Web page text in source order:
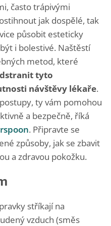
často trápivými
jak dospělé, tak
působit esteticky
i bolestivé. Naštěstí
metod, které
tyto
návštěvy lékaře.
ty vám pomohou
a bezpečně, říká
. Připravte se
způsoby, jak se zbavit
a zdravou pokožku.
stříkají na
vzduch (směs